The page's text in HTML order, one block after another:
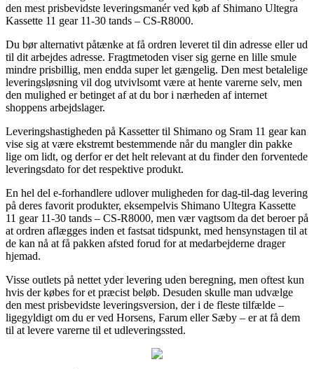
den mest prisbevidste leveringsmanér ved køb af Shimano Ultegra
Kassette 11 gear 11-30 tands – CS-R8000.
Du bør alternativt påtænke at få ordren leveret til din adresse eller ud
til dit arbejdes adresse. Fragtmetoden viser sig gerne en lille smule
mindre prisbillig, men endda super let gængelig. Den mest betalelige
leveringsløsning vil dog utvivlsomt være at hente varerne selv, men
den mulighed er betinget af at du bor i nærheden af internet
shoppens arbejdslager.
Leveringshastigheden på Kassetter til Shimano og Sram 11 gear kan
vise sig at være ekstremt bestemmende når du mangler din pakke
lige om lidt, og derfor er det helt relevant at du finder den forventede
leveringsdato for det respektive produkt.
En hel del e-forhandlere udlover muligheden for dag-til-dag levering
på deres favorit produkter, eksempelvis Shimano Ultegra Kassette
11 gear 11-30 tands – CS-R8000, men vær vagtsom da det beroer på
at ordren aflægges inden et fastsat tidspunkt, med hensynstagen til at
de kan nå at få pakken afsted forud for at medarbejderne drager
hjemad.
Visse outlets på nettet yder levering uden beregning, men oftest kun
hvis der købes for et præcist beløb. Desuden skulle man udvælge
den mest prisbevidste leveringsversion, der i de fleste tilfælde –
ligegyldigt om du er ved Horsens, Farum eller Sæby – er at få dem
til at levere varerne til et udleveringssted.